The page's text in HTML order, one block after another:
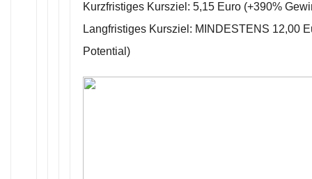
Kurzfristiges Kursziel: 5,15 Euro (+390%
Langfristiges Kursziel: MINDESTENS 12,00
Potential)